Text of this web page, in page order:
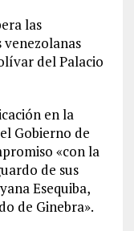
las
del Palacio
en la
Gobierno de
«con la
de sus
Esequiba,
de Ginebra».